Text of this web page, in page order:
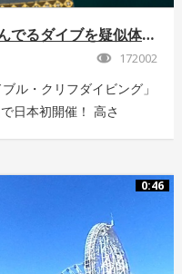
高さ28mからのぶっ飛んでるダイブを疑似体験！
172002
ル・クリフダイビング」
日本初開催！ 高さ
diving
0:46